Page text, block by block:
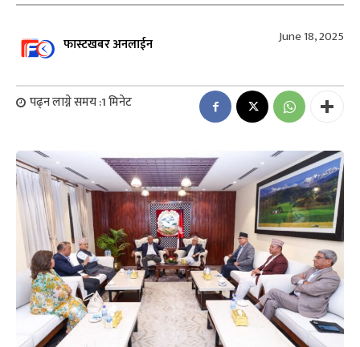
फास्टखबर अनलाईन June 18, 2025
पढ्न लाग्ने समय :1मिनेट